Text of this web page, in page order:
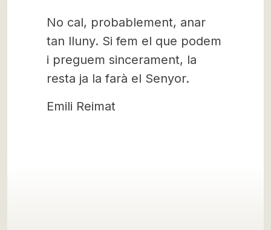
No cal, probablement, anar
tan lluny. Si fem el que podem
i preguem sincerament, la
resta ja la farà el Senyor.
Emili Reimat